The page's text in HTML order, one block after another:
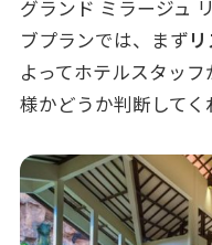
グランド ミラージュ
ブプランでは、まず
よってホテルスタッ
様かどうか判断してく